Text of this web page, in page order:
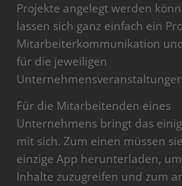
Projekte angelegt werden
lassen sich ganz einfach ein
Mitarbeiterkommunikation
für die jeweiligen
Für die Mitarbeitenden eines
Unternehmens bringt das
mit sich. Zum einen müssen
einzige App herunterladen,
Inhalte zuzugreifen und zum